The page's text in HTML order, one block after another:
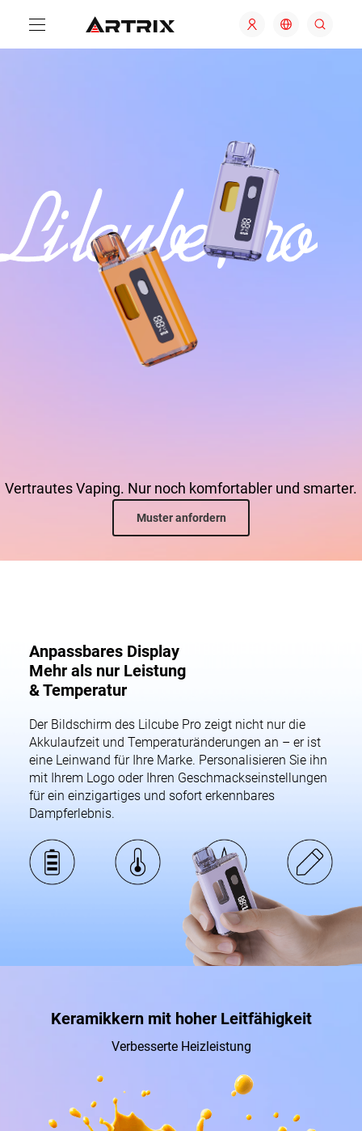
Vertrautes Vaping. Nur noch komfortabler und smarter.
Muster anfordern
Anpassbares Display
Mehr als nur Leistung
& Temperatur
Der Bildschirm des Lilcube Pro zeigt nicht nur die
Akkulaufzeit und Temperaturänderungen an – er ist
eine Leinwand für Ihre Marke. Personalisieren Sie ihn
mit Ihrem Logo oder Ihren Geschmackseinstellungen
für ein einzigartiges und sofort erkennbares
Dampferlebnis.
Keramikkern mit hoher Leitfähigkeit
Verbesserte Heizleistung